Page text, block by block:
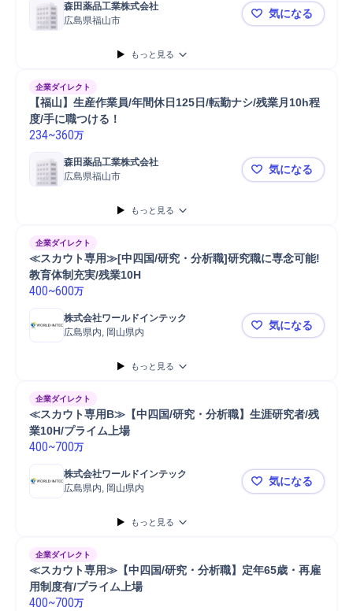
森田薬品工業株式会社
広島県福山市
【福山】品
気になる
もっと見る
企業ダイレクト
【福山】生産作業員/年間休日125日/転勤ナシ/残業月10h程
度/手に職つける！
234~360万
森田薬品工業株式会社
広島県福山市
【福山】生
気になる
もっと見る
企業ダイレクト
≪スカウト専用≫[中四国/研究・分析職]研究職に専念可能!
教育体制充実/残業10H
400~600万
株式会社ワールドインテック
広島県内, 岡山県内
≪スカウト
気になる
もっと見る
企業ダイレクト
≪スカウト専用B≫【中四国/研究・分析職】生涯研究者/残
業10H/プライム上場
400~700万
株式会社ワールドインテック
広島県内, 岡山県内
≪スカウト
気になる
もっと見る
企業ダイレクト
≪スカウト専用≫【中四国/研究・分析職】定年65歳・再雇
用制度有/プライム上場
400~700万